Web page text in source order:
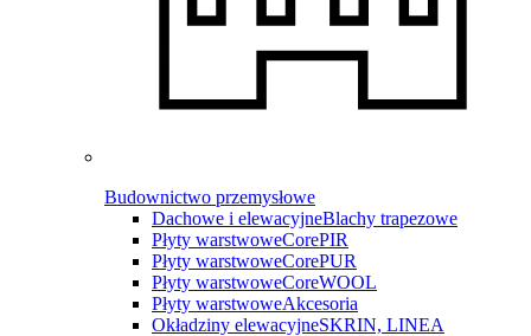
Budownictwo przemysłowe
Dachowe i elewacyjneBlachy trapezowe
Płyty warstwoweCorePIR
Płyty warstwoweCorePUR
Płyty warstwoweCoreWOOL
Płyty warstwoweAkcesoria
Okładziny elewacyjneSKRIN, LINEA